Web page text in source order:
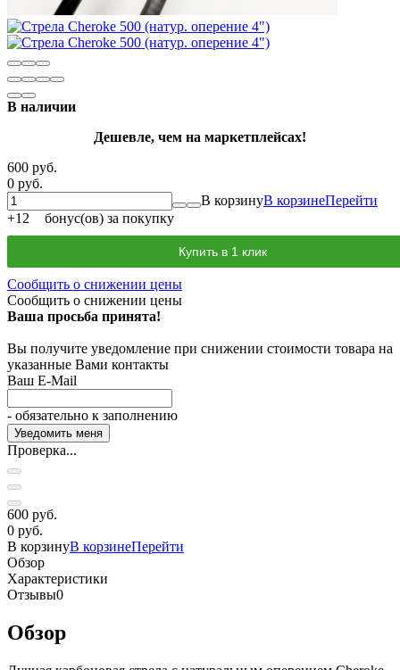
В наличии
Дешевле, чем на маркетплейсах!
600 руб.
0 руб.
В корзинуВ корзинеПерейти
+12 бонус(ов) за покупку
Купить в 1 клик
Сообщить о снижении цены
Сообщить о снижении цены
Ваша просьба принята!
Вы получите уведомление при снижении стоимости товара на
указанные Вами контакты
Ваш E-Mail
- обязательно к заполнению
Проверка...
600 руб.
0 руб.
В корзинуВ корзинеПерейти
Обзор
Характеристики
Отзывы0
Обзор